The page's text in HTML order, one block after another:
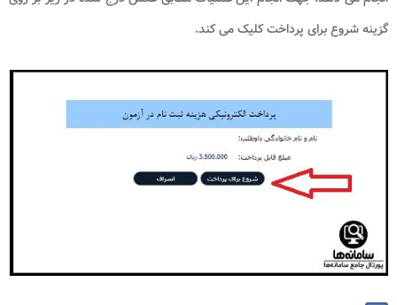
گزینه شروع برای پرداخت کلیک می کند.